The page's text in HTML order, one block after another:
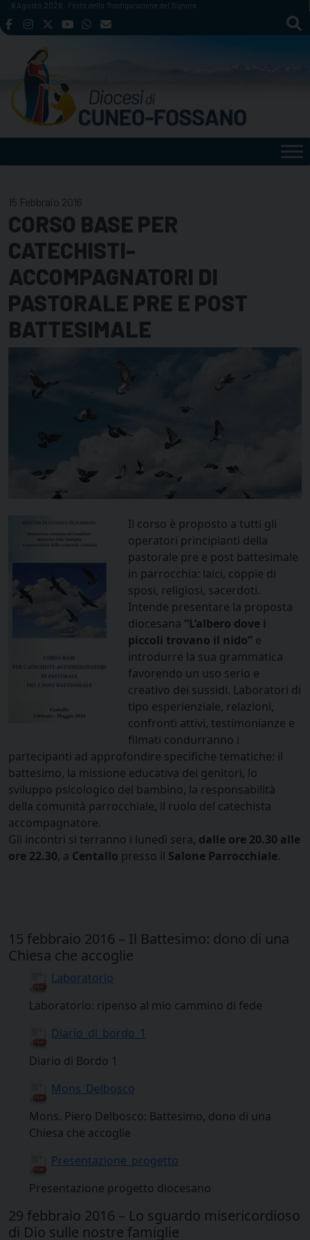
Skip
to
6 Agosto 2026 Festa della Trasfigurazione del Signore
15 Febbraio 2016
CORSO BASE PER
CATECHISTI-
ACCOMPAGNATORI DI
PASTORALE PRE E POST
BATTESIMALE
Il corso è proposto a tutti gli
operatori principianti della
pastorale pre e post battesimale
in parrocchia: laici, coppie di
sposi, religiosi, sacerdoti.
Intende presentare la proposta
diocesana “L’albero dove i
piccoli trovano il nido” e
introdurre la sua grammatica
favorendo un uso serio e
creativo dei sussidi. Laboratori di
tipo esperienziale, relazioni,
confronti attivi, testimonianze e
filmati condurranno i
partecipanti ad approfondire specifiche tematiche: il
battesimo, la missione educativa dei genitori, lo
sviluppo psicologico del bambino, la responsabilità
della comunità parrocchiale, il ruolo del catechista
accompagnatore.
Gli incontri si terranno i lunedì sera, dalle ore 20.30 alle
ore 22.30, a Centallo presso il Salone Parrocchiale.
15 febbraio 2016 – Il Battesimo: dono di una
Chiesa che accoglie
Laboratorio
Laboratorio: ripenso al mio cammino di fede
Diario_di_bordo_1
Diario di Bordo 1
Mons_Delbosco
Mons. Piero Delbosco: Battesimo, dono di una
Chiesa che accoglie
Presentazione_progetto
Presentazione progetto diocesano
29 febbraio 2016 – Lo sguardo misericordioso
di Dio sulle nostre famiglie